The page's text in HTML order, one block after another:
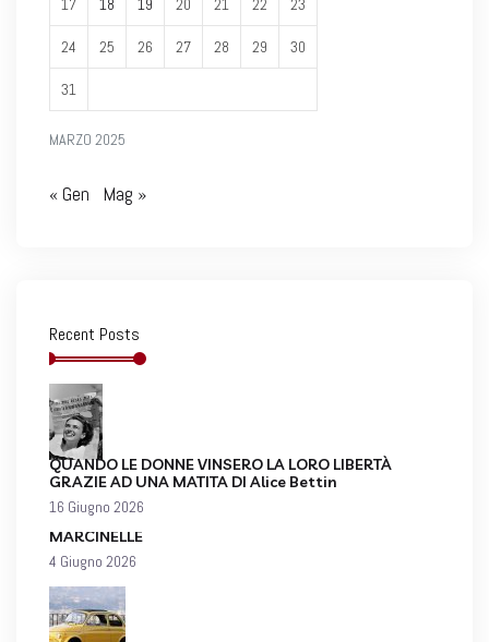
MARZO 2025
17 18 19 20 21 22 23
24 25 26 27 28 29 30
31
« Gen Mag »
Recent Posts
QUANDO LE DONNE VINSERO LA LORO LIBERTÀ
GRAZIE AD UNA MATITA DI Alice Bettin
16 Giugno 2026
MARCINELLE
4 Giugno 2026